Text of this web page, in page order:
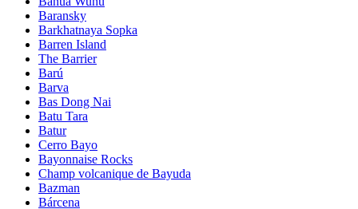
Baransky
Barkhatnaya Sopka
Barren Island
The Barrier
Barú
Barva
Bas Dong Nai
Batu Tara
Batur
Cerro Bayo
Bayonnaise Rocks
Champ volcanique de Bayuda
Bazman
Bárcena